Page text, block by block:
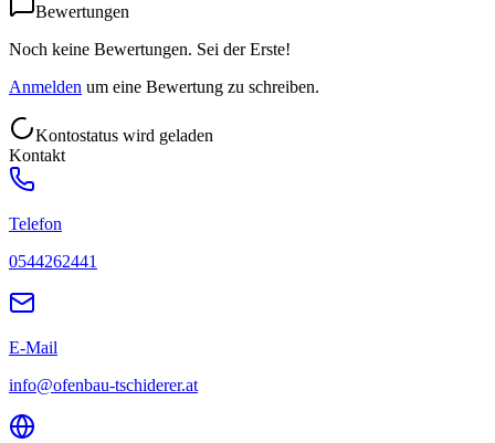
Bewertungen
Noch keine Bewertungen. Sei der Erste!
Anmelden um eine Bewertung zu schreiben.
Kontostatus wird geladen
Kontakt
Telefon
0544262441
E-Mail
info@ofenbau-tschiderer.at